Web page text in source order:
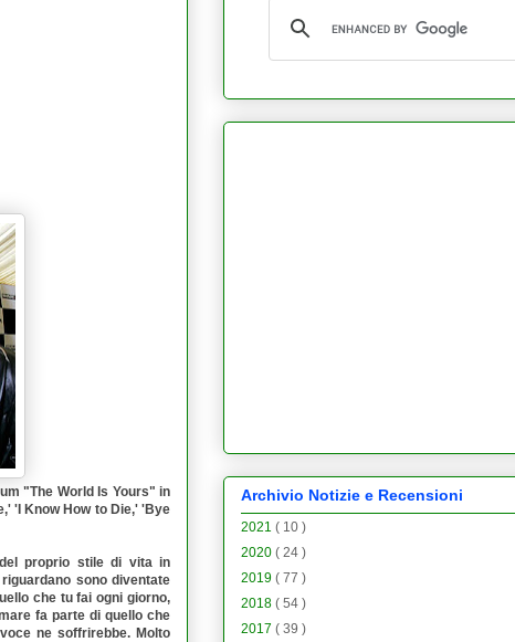
"The World Is Yours" in
'I Know How to Die,' 'Bye
proprio stile di vita in
sono diventate
che tu fai ogni giorno,
fa parte di quello che
ne soffrirebbe. Molto
Archivio Notizie e Recensioni
2021 ( 10 )
2020 ( 24 )
2019 ( 77 )
2018 ( 54 )
2017 ( 39 )